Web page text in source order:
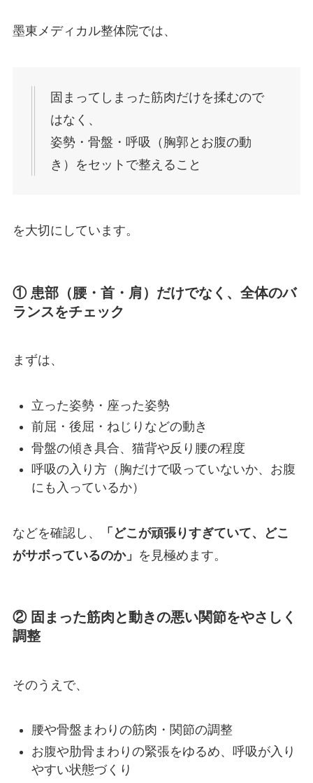
墨東メディカル整体院では、
固まってしまった筋肉だけを揉むので
はなく、
姿勢・骨盤・呼吸（胸郭とお腹の動
き）をセットで整えること
を大切にしています。
① 患部（腰・首・肩）だけでなく、全体のバ
ランスをチェック
まずは、
立った姿勢・座った姿勢
前屈・後屈・ねじりなどの動き
骨盤の傾き具合、猫背や反り腰の程度
呼吸の入り方（胸だけで吸っていないか、お腹
にも入っているか）
などを確認し、
「どこが頑張りすぎていて、どこ
がサボっているのか」 を見極めます。
② 固まった筋肉と動きの悪い関節をやさしく
調整
そのうえで、
腰や骨盤まわりの筋肉・関節の調整
お腹や肋骨まわりの緊張をゆるめ、呼吸が入り
やすい状態づくり